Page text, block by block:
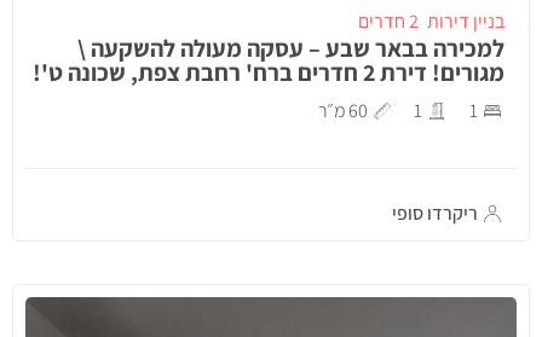
בניין דירות 2 חדרים
למכירה בבאר שבע – עסקה מעולה להשקעה \
מגורים! דירת 2 חדרים ברח' רחבת צפת, שכונה ט'!
1
1 60 מ״ר
ריקרדו סופי